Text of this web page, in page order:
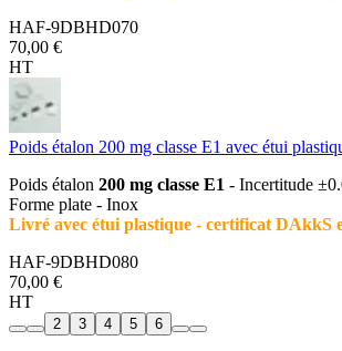
HAF-9DBHD070
70,00 €
HT
Poids étalon 200 mg classe E1 avec étui
Poids étalon 200 mg classe E1 - Incertitude
Forme plate - Inox
Livré avec étui plastique - certificat DAkkS
HAF-9DBHD080
70,00 €
HT
2 3 4 5 6